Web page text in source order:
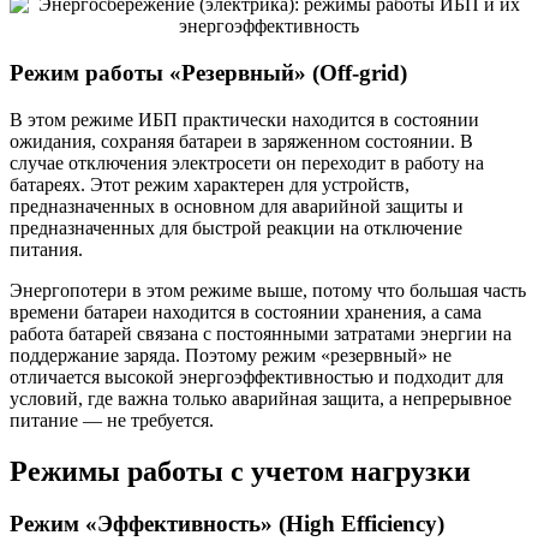
Режим работы «Резервный» (Off-grid)
В этом режиме ИБП практически находится в состоянии
ожидания, сохраняя батареи в заряженном состоянии. В
случае отключения электросети он переходит в работу на
батареях. Этот режим характерен для устройств,
предназначенных в основном для аварийной защиты и
предназначенных для быстрой реакции на отключение
питания.
Энергопотери в этом режиме выше, потому что большая часть
времени батареи находится в состоянии хранения, а сама
работа батарей связана с постоянными затратами энергии на
поддержание заряда. Поэтому режим «резервный» не
отличается высокой энергоэффективностью и подходит для
условий, где важна только аварийная защита, а непрерывное
питание — не требуется.
Режимы работы с учетом нагрузки
Режим «Эффективность» (High Efficiency)